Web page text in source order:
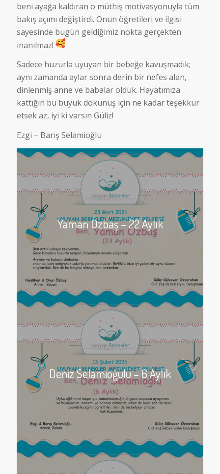
beni ayağa kaldıran o müthiş motivasyonuyla tüm
bakış açımı değiştirdi. Onun öğretileri ve ilgisi
sayesinde bugün geldiğimiz nokta gerçekten
inanılmaz!
Sadece huzurla uyuyan bir bebeğe kavuşmadık;
aynı zamanda aylar sonra derin bir nefes alan,
dinlenmiş anne ve babalar olduk. Hayatımıza
kattığın bu büyük dokunuş için ne kadar teşekkür
etsek az, iyi ki varsın Güliz!
Ezgi – Barış Selamioğlu
Yaman Özbaş – 22 Aylık
Deniz Selamioğulu – 6 Aylık